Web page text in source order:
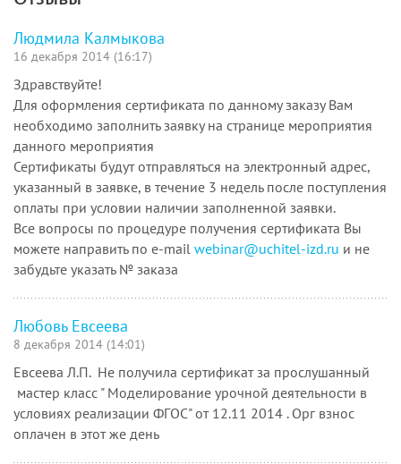
Людмила Калмыкова
16 декабря 2014 (16:17)
Здравствуйте!
Для оформления сертификата по данному заказу Вам
необходимо заполнить заявку на странице мероприятия
данного мероприятия
Сертификаты будут отправляться на электронный адрес,
указанный в заявке, в течение 3 недель после поступления
оплаты при условии наличии заполненной заявки.
Все вопросы по процедуре получения сертификата Вы
можете направить по e-mail webinar@uchitel-izd.ru и не
забудьте указать № заказа
Любовь Евсеева
8 декабря 2014 (14:01)
Евсеева Л.П. Не получила сертификат за прослушанный
мастер класс " Моделирование урочной деятельности в
условиях реализации ФГОС" от 12.11 2014 . Орг взнос
оплачен в этот же день